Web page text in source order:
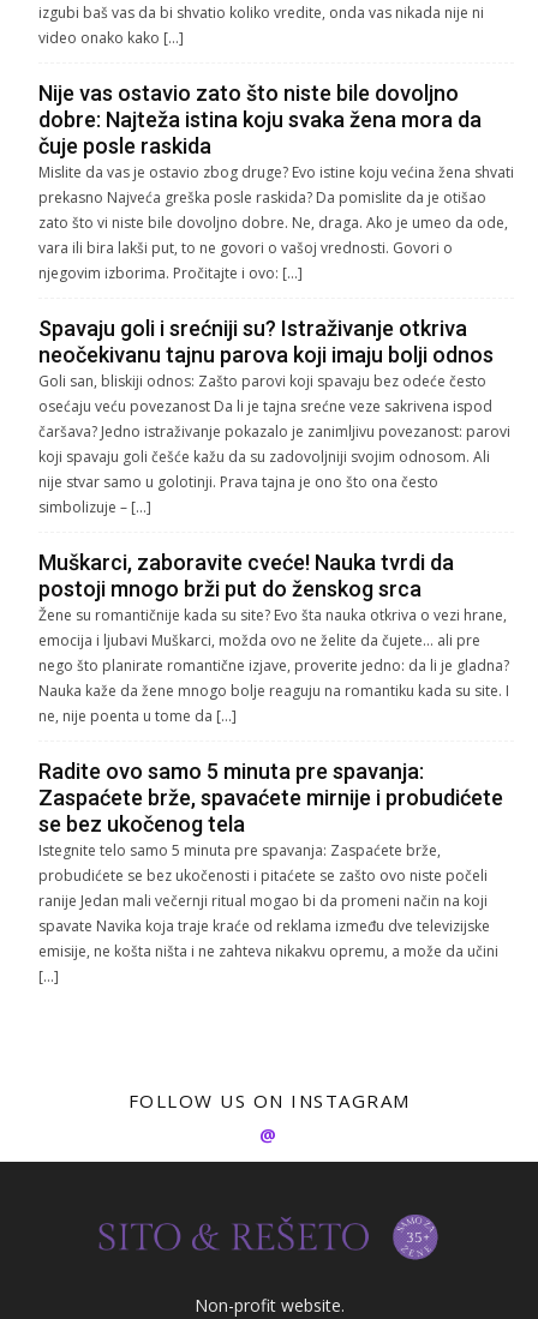
izgubi baš vas da bi shvatio koliko vredite, onda vas nikada nije ni
video onako kako […]
Nije vas ostavio zato što niste bile dovoljno
dobre: Najteža istina koju svaka žena mora da
čuje posle raskida
Mislite da vas je ostavio zbog druge? Evo istine koju većina žena shvati
prekasno Najveća greška posle raskida? Da pomislite da je otišao
zato što vi niste bile dovoljno dobre. Ne, draga. Ako je umeo da ode,
vara ili bira lakši put, to ne govori o vašoj vrednosti. Govori o
njegovim izborima. Pročitajte i ovo: […]
Spavaju goli i srećniji su? Istraživanje otkriva
neočekivanu tajnu parova koji imaju bolji odnos
Goli san, bliskiji odnos: Zašto parovi koji spavaju bez odeće često
osećaju veću povezanost Da li je tajna srećne veze sakrivena ispod
čaršava? Jedno istraživanje pokazalo je zanimljivu povezanost: parovi
koji spavaju goli češće kažu da su zadovoljniji svojim odnosom. Ali
nije stvar samo u golotinji. Prava tajna je ono što ona često
simbolizuje – […]
Muškarci, zaboravite cveće! Nauka tvrdi da
postoji mnogo brži put do ženskog srca
Žene su romantičnije kada su site? Evo šta nauka otkriva o vezi hrane,
emocija i ljubavi Muškarci, možda ovo ne želite da čujete… ali pre
nego što planirate romantične izjave, proverite jedno: da li je gladna?
Nauka kaže da žene mnogo bolje reaguju na romantiku kada su site. I
ne, nije poenta u tome da […]
Radite ovo samo 5 minuta pre spavanja:
Zaspaćete brže, spavaćete mirnije i probudićete
se bez ukočenog tela
Istegnite telo samo 5 minuta pre spavanja: Zaspaćete brže,
probudićete se bez ukočenosti i pitaćete se zašto ovo niste počeli
ranije Jedan mali večernji ritual mogao bi da promeni način na koji
spavate Navika koja traje kraće od reklama između dve televizijske
emisije, ne košta ništa i ne zahteva nikakvu opremu, a može da učini
[…]
FOLLOW US ON INSTAGRAM
@
Non-profit website.